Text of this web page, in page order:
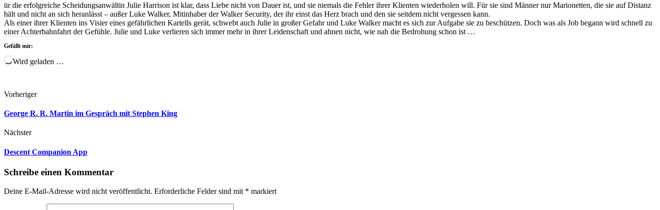
ür die erfolgreiche Scheidungsanwältin Julie Harrison ist klar, dass Liebe nicht von Dauer ist, und sie niemals die Fehler ihrer Klienten wiederholen will. Für sie sind Männer nur Marionetten, die sie auf Distanz
hält und nicht an sich heranlässt – außer Luke Walker, Mitinhaber der Walker Security, der ihr einst das Herz brach und den sie seitdem nicht vergessen kann.
Als einer ihrer Klienten ins Visier eines gefährlichen Kartells gerät, schwebt auch Julie in großer Gefahr und Luke Walker macht es sich zur Aufgabe sie zu beschützen. Doch was als Job begann wird schnell zu
einer Achterbahnfahrt der Gefühle. Julie und Luke verlieren sich immer mehr in ihrer Leidenschaft und ahnen nicht, wie nah die Bedrohung schon ist …
Gefällt mir:
Wird geladen …
Vorheriger
George R. R. Martin im Gespräch mit Stephen King
Nächster
Descent Companion App
Schreibe einen Kommentar
Deine E-Mail-Adresse wird nicht veröffentlicht. Erforderliche Felder sind mit * markiert